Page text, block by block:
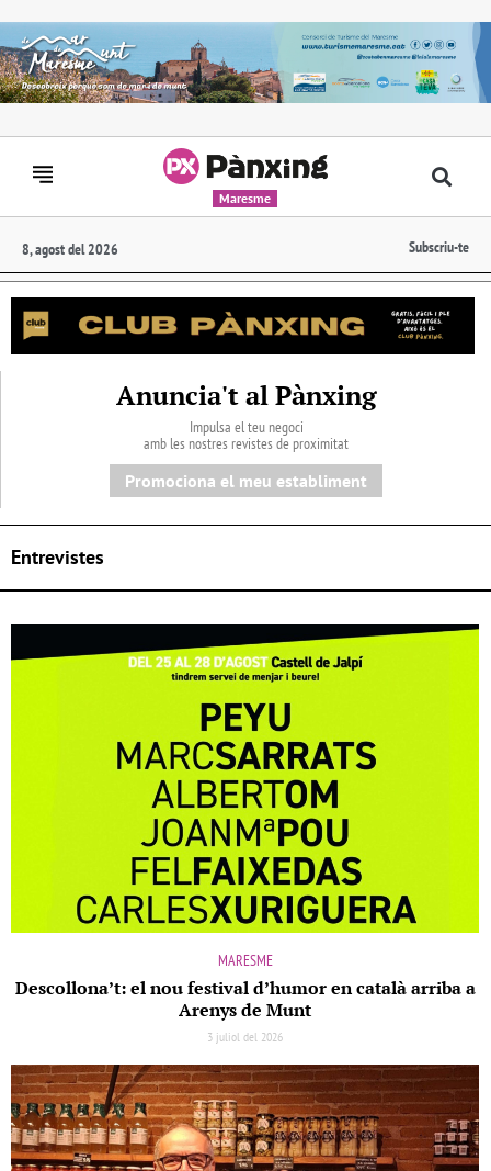
Maresme
8, agost del 2026 Subscriu-te
Anuncia't al Pànxing
Impulsa el teu negoci
amb les nostres revistes de proximitat
Promociona el meu establiment
Entrevistes
MARESME
Descollona’t: el nou festival d’humor en català arriba a
Arenys de Munt
3 juliol del 2026